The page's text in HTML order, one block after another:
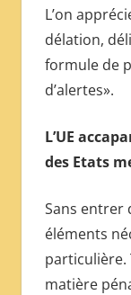
L’on
délation,
formule de
d’alertes».
L’UE
des Etats
Sans entrer
éléments
particulière.
matière